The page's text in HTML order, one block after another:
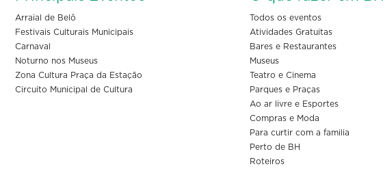
Arraial de Belô
Festivais Culturais Municipais
Carnaval
Noturno nos Museus
Zona Cultura Praça da Estação
Circuito Municipal de Cultura
Todos os eventos
Atividades Gratuitas
Bares e Restaurantes
Museus
Teatro e Cinema
Parques e Praças
Ao ar livre e Esportes
Compras e Moda
Para curtir com a familia
Perto de BH
Roteiros